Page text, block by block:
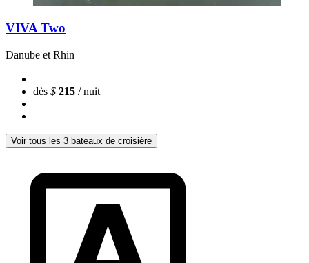
VIVA Two
Danube et Rhin
dès $ 215 / nuit
Voir tous les 3 bateaux de croisière